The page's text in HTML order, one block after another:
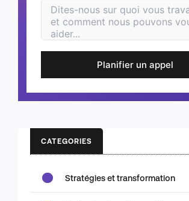
Planifier un appel
CATEGORIES
Stratégies et transformation